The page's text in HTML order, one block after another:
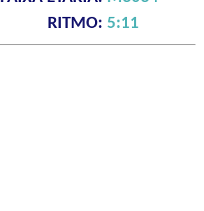
RITMO: 5:11